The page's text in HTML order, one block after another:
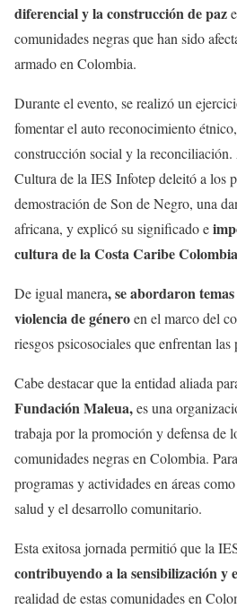
diferencial y la construcción de paz
comunidades negras que han sido
armado en Colombia.
Durante el evento, se realizó un
fomentar el auto reconocimiento
construcción social y la
Cultura de la IES Infotep deleitó a los
demostración de Son de Negro, una
africana, y explicó su significado e
cultura de la Costa Caribe
De igual manera, se abordaron
violencia de géneroen el marco del
riesgos psicosociales que enfrentan las
Cabe destacar que la entidad aliada
Fundación Maleua,es una
trabaja por la promoción y defensa de
comunidades negras en Colombia.
programas y actividades en áreas
salud y el desarrollo comunitario.
Esta exitosa jornada permitió que la
contribuyendo a la sensibilización y
realidad de estas comunidades en